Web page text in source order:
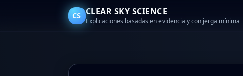
CS CLEAR SKY SCIENCE
Explicaciones basadas en evidencia y con jerga mínima